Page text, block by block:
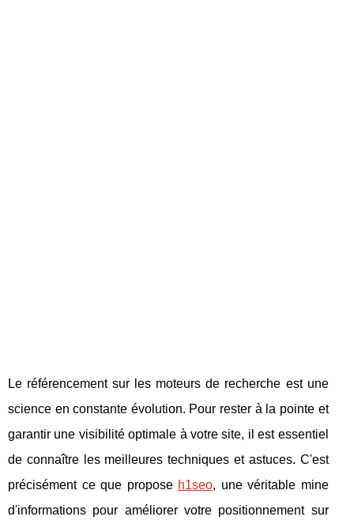
Le référencement sur les moteurs de recherche est une
science en constante évolution. Pour rester à la pointe et
garantir une visibilité optimale à votre site, il est essentiel
de connaître les meilleures techniques et astuces. C'est
précisément ce que propose h1seo, une véritable mine
d'informations pour améliorer votre positionnement sur